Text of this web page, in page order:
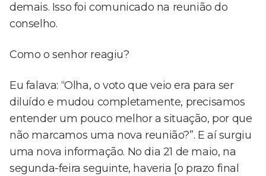
demais. Isso foi comunicado na reunião do
conselho.
Como o senhor reagiu?
Eu falava: “Olha, o voto que veio era para ser
diluído e mudou completamente, precisamos
entender um pouco melhor a situação, por que
não marcamos uma nova reunião?”. E aí surgiu
uma nova informação. No dia 21 de maio, na
segunda-feira seguinte, haveria [o prazo final